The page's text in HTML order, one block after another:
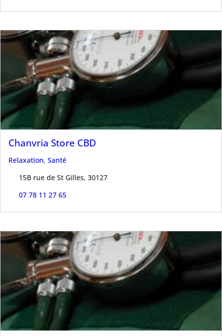
Chanvria Store CBD
Relaxation, Santé
15B rue de St Gilles, 30127
07 78 11 27 65